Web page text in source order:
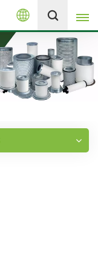
Español